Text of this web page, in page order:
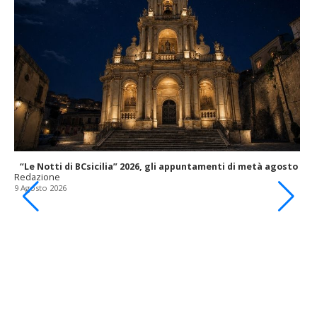
“Le Notti di BCsicilia” 2026, gli appuntamenti di metà agosto
Redazione
9 Agosto 2026